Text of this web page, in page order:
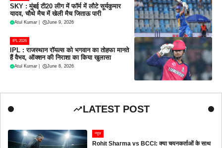
SKY : मुंबई टी20 लीग में फॉर्म में लौटे सूर्यकुमार
यादव, चौथे मैच में खेली मैच जिताऊ पारी
Atul Kumar June 9, 2026
IPL 2026
IPL : राजस्थान रॉयल्स को भगवान का तोहफा मानते
हैं वैभव, ऑक्शन की निराशा का किया खुलासा
Atul Kumar June 8, 2026
LATEST POST
न्यूज
Rohit Sharma vs BCCI: क्या चयनकर्ताओं के साथ